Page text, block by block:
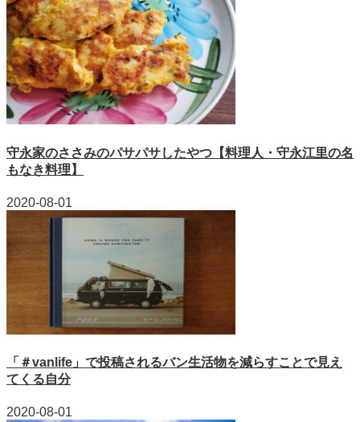
守永家のささみのパサパサしたやつ【料理人・守永江里の名
もなき料理】
2020-08-01
「＃vanlife」で投稿されるバン生活物を減らすことで見え
てくる自分
2020-08-01